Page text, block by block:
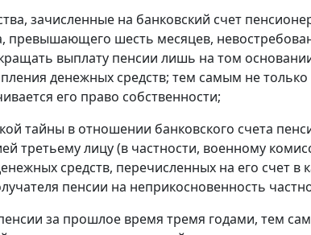
зачисленные на банковский счет
превышающего шесть месяцев,
выплату пенсии лишь на том
денежных средств; тем самым не
его право собственности;
тайны в отношении банковского счета
третьему лицу (в частности, военному
средств, перечисленных на его счет в
пенсии на неприкосновенность
за прошлое время тремя годами, тем